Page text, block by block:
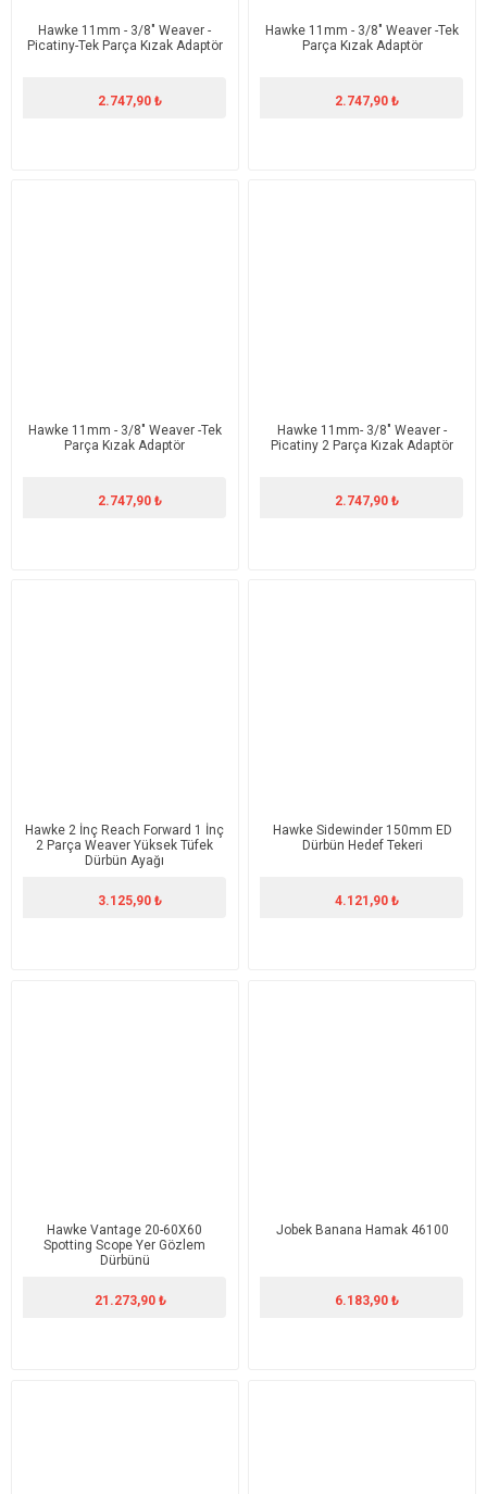
Hawke 11mm - 3/8" Weaver -
Picatiny-Tek Parça Kızak Adaptör
2.747,90 ₺
Hawke 11mm - 3/8" Weaver -Tek
Parça Kızak Adaptör
2.747,90 ₺
Hawke 11mm - 3/8" Weaver -Tek
Parça Kızak Adaptör
2.747,90 ₺
Hawke 11mm- 3/8" Weaver -
Picatiny 2 Parça Kızak Adaptör
2.747,90 ₺
Hawke 2 İnç Reach Forward 1 İnç
2 Parça Weaver Yüksek Tüfek
Dürbün Ayağı
3.125,90 ₺
Hawke Sidewinder 150mm ED
Dürbün Hedef Tekeri
4.121,90 ₺
Hawke Vantage 20-60X60
Spotting Scope Yer Gözlem
Dürbünü
21.273,90 ₺
Jobek Banana Hamak 46100
6.183,90 ₺